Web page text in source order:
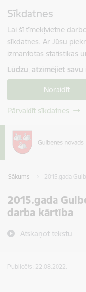
Sīkdatnes
Lai šī tīmekļvietne
sīkdatnes. Ar Jūsu
izmantotas statistikas
Lūdzu, atzīmējiet savu
Noraidīt
Pārvaldīt sīkdatnes
Sākums 2015.gada
2015.gada
darba kārtība
Atskaņot tekstu
Publicēts: 22.08.2022.